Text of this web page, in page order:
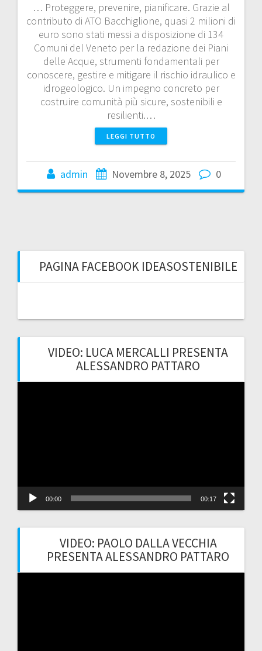
… Proteggere, prevenire, pianificare. Grazie al
contributo di ATO Bacchiglione, quasi 2 milioni di
euro sono stati messi a disposizione di 134
Comuni del Veneto per la redazione dei Piani
delle Acque, strumenti fondamentali per
conoscere, gestire e mitigare il rischio idraulico e
idrogeologico. Un impegno concreto per
costruire comunità più sicure, sostenibili e
resilienti.…
LEGGI TUTTO
admin Novembre 8, 2025 0
PAGINA FACEBOOK IDEASOSTENIBILE
VIDEO: LUCA MERCALLI PRESENTA
ALESSANDRO PATTARO
00:00 00:17
VIDEO: PAOLO DALLA VECCHIA
PRESENTA ALESSANDRO PATTARO